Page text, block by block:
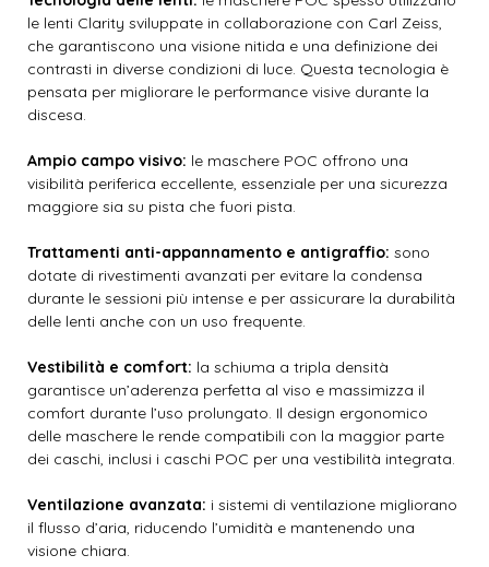
le lenti Clarity sviluppate in collaborazione con Carl Zeiss,
che garantiscono una visione nitida e una definizione dei
contrasti in diverse condizioni di luce. Questa tecnologia è
pensata per migliorare le performance visive durante la
discesa.
Ampio campo visivo: le maschere POC offrono una
visibilità periferica eccellente, essenziale per una sicurezza
maggiore sia su pista che fuori pista.
Trattamenti anti-appannamento e antigraffio: sono
dotate di rivestimenti avanzati per evitare la condensa
durante le sessioni più intense e per assicurare la durabilità
delle lenti anche con un uso frequente.
Vestibilità e comfort: la schiuma a tripla densità
garantisce un’aderenza perfetta al viso e massimizza il
comfort durante l’uso prolungato. Il design ergonomico
delle maschere le rende compatibili con la maggior parte
dei caschi, inclusi i caschi POC per una vestibilità integrata.
Ventilazione avanzata: i sistemi di ventilazione migliorano
il flusso d’aria, riducendo l’umidità e mantenendo una
visione chiara.